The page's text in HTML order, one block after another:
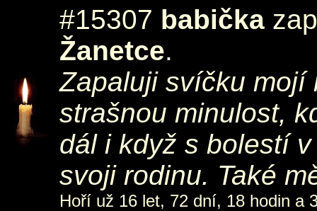
#15307 babička
Žanetce.
Zapaluji svíčku mojí
strašnou minulost,
dál i když s bolestí
svoji rodinu. Také
Hoří už 16 let, 72 dní, 18 hodin a